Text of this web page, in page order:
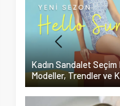
Kadın Sandalet
Modeller, Trendler ve